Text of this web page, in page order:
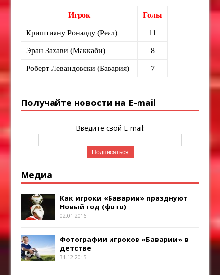
Игрок Голы
Криштиану Роналду (Реал) 11
Эран Захави (Маккаби) 8
Роберт Левандовски (Бавария) 7
Получайте новости на E-mail
Введите свой E-mail:
Медиа
Как игроки «Баварии» празднуют
Новый год (фото)
02.01.2016
Фотографии игроков «Баварии» в
детстве
31.12.2015